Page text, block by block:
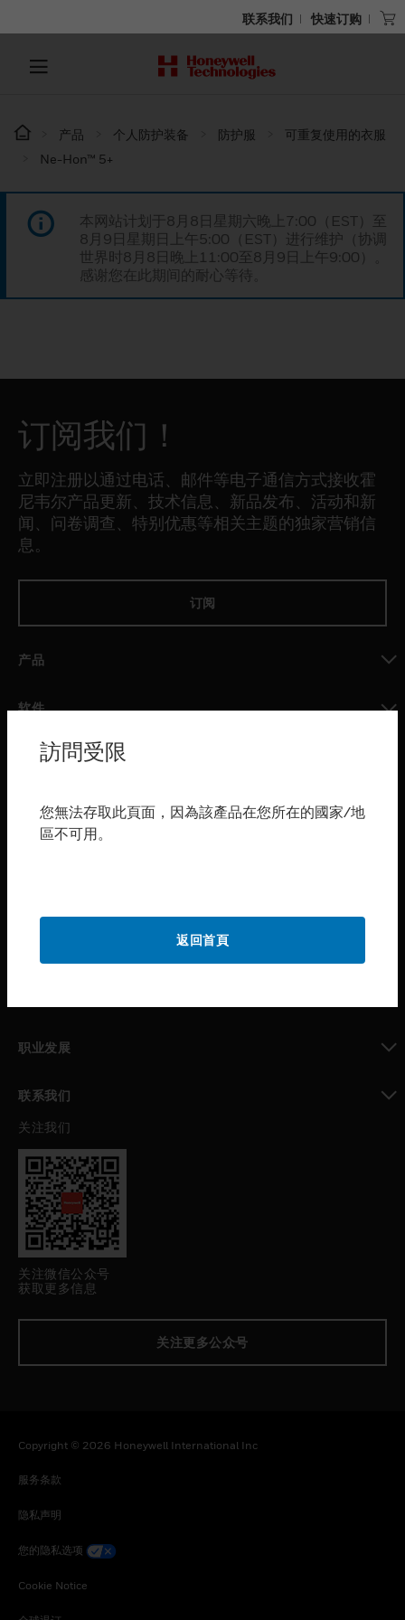
联系我们 快速订购
产品 个人防护装备 防护服
可重复使用的衣服
Ne-Hon™ 5+
本网站计划于8月8日星期六晚上7:00（EST）至
8月9日星期日上午5:00（EST）进行维护（协调
世界时8月8日晚上11:00至8月9日上午9:00）。
感谢您在此期间的耐心等待。
订阅我们！
立即注册以通过电话、邮件等电子通信方式接收霍
尼韦尔产品更新、技术信息、新品发布、活动和新
闻、问卷调查、特别优惠等相关主题的独家营销信
息。
订阅
产品
软件
toggle view
服务
行业
toggle view
职业发展
联系我们
toggle view
关注我们
关注微信公众号
获取更多信息
关注更多公众号
Copyright © 2026 Honeywell International Inc
服务条款
隐私声明
您的隐私选项
Cookie Notice
訪問受限
您無法存取此頁面，因為該產品在您所在的國家/地
區不可用。
返回首頁